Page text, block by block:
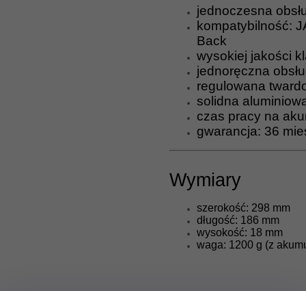
jednoczesna
kompatybilność:
Back
wysokiej jakości
jednoręczna
regulowana
solidna
czas pracy na
gwarancja: 36
Wymiary
szerokość: 298 mm
długość: 186 mm
wysokość: 18 mm
waga: 1200 g (z